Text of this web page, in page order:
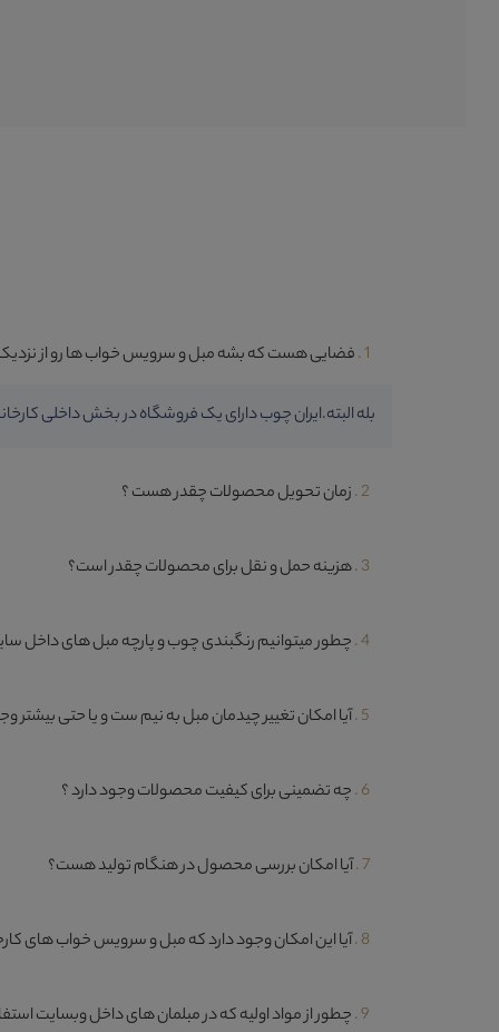
1 . فضایی هست که بشه مبل و سرویس خواب ها رو از
بله البته.ایران چوب دارای یک فروشگاه در بخش داخلی
2 . زمان تحویل محصولات چقدر هست ؟
3 . هزینه حمل و نقل برای محصولات چقدر است؟
4 . چطور میتوانیم رنگبندی چوب و پارچه مبل های داخل
5 . آیا امکان تغییر چیدمان مبل به نیم ست و یا حتی بیشتر
6 . چه تضمینی برای کیفیت محصولات وجود دارد ؟
7 . آیا امکان بررسی محصول در هنگام تولید هست؟
8 . آیا این امکان وجود دارد که مبل و سرویس خواب های
9 . چطور از مواد اولیه که در مبلمان های داخل وبسایت